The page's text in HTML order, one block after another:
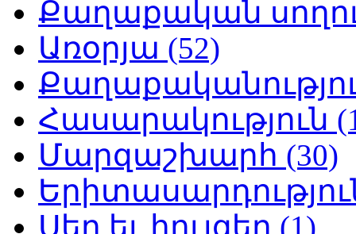
Քաղաքական
Առօրյա (52)
Հասարակություն
Մարզաշխարհ (30)
Սեր եւ հույզեր (1)